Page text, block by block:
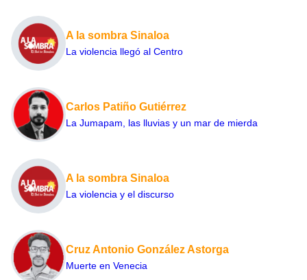
A la sombra Sinaloa
La violencia llegó al Centro
Carlos Patiño Gutiérrez
La Jumapam, las lluvias y un mar de mierda
A la sombra Sinaloa
La violencia y el discurso
Cruz Antonio González Astorga
Muerte en Venecia